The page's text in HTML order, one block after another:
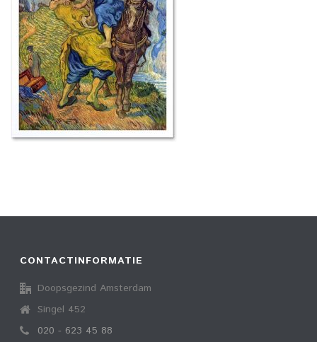
CONTACTINFORMATIE
Doopsgezind Amsterdam
Singel 452
020 - 623 45 88